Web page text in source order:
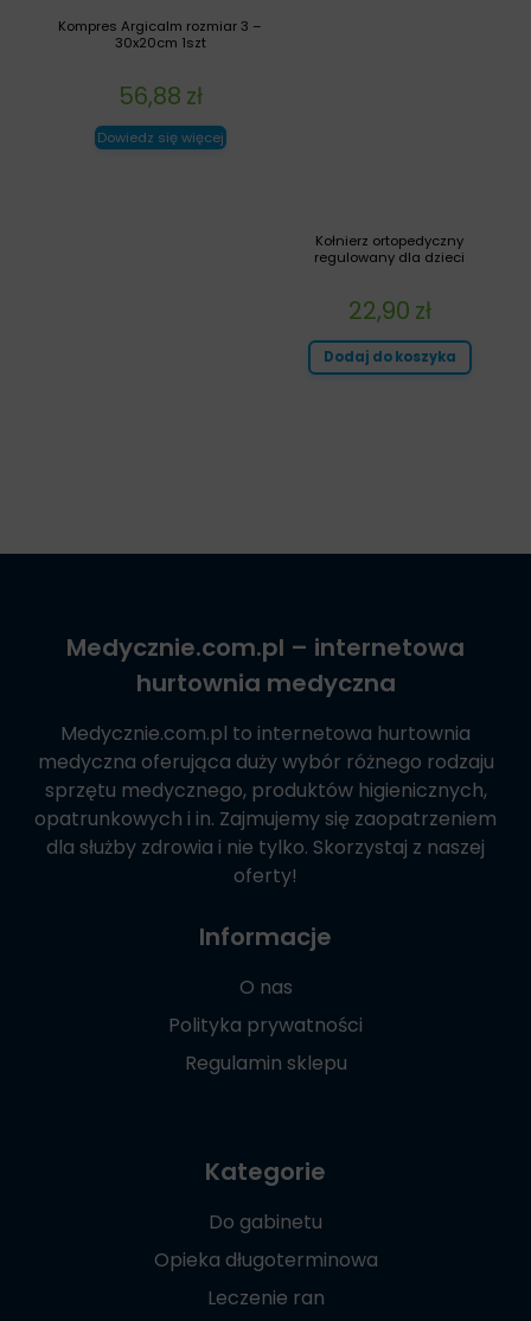
Kompres Argicalm rozmiar 3 –
30x20cm 1szt
56,88 zł
Dowiedz się więcej
Kołnierz ortopedyczny
regulowany dla dzieci
22,90 zł
Dodaj do koszyka
Medycznie.com.pl – internetowa
hurtownia medyczna
Medycznie.com.pl to internetowa hurtownia
medyczna oferująca duży wybór różnego rodzaju
sprzętu medycznego, produktów higienicznych,
opatrunkowych i in. Zajmujemy się zaopatrzeniem
dla służby zdrowia i nie tylko. Skorzystaj z naszej
oferty!
Informacje
O nas
Polityka prywatności
Regulamin sklepu
Kategorie
Do gabinetu
Opieka długoterminowa
Leczenie ran